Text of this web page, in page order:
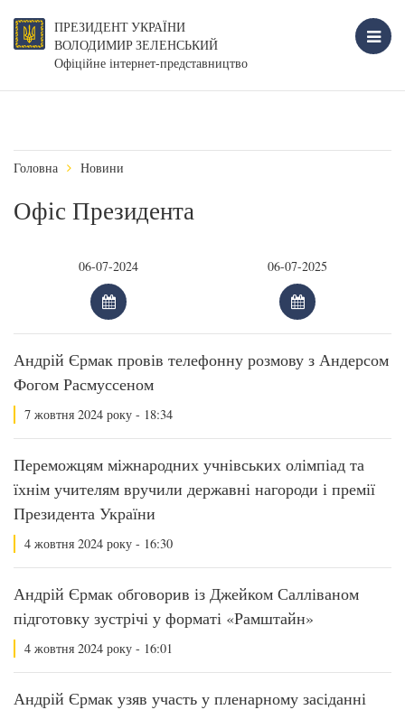
ПРЕЗИДЕНТ УКРАЇНИ
ВОЛОДИМИР ЗЕЛЕНСЬКИЙ
Офіційне інтернет-представництво
Головна Новини
Офіс Президента
Андрій Єрмак провів телефонну розмову з Андерсом
Фогом Расмуссеном
7 жовтня 2024 року - 18:34
Переможцям міжнародних учнівських олімпіад та
їхнім учителям вручили державні нагороди і премії
Президента України
4 жовтня 2024 року - 16:30
Андрій Єрмак обговорив із Джейком Салліваном
підготовку зустрічі у форматі «Рамштайн»
4 жовтня 2024 року - 16:01
Андрій Єрмак узяв участь у пленарному засіданні